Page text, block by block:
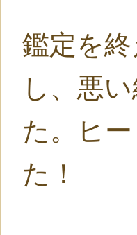
鑑定を
し、悪
た。ヒ
た！